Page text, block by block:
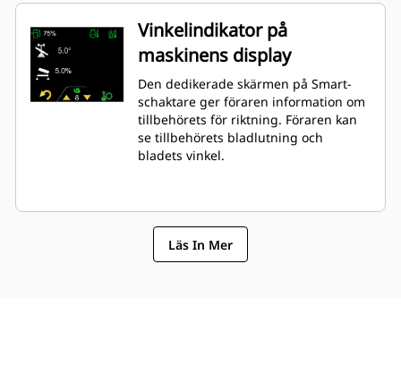
Vinkelindikator på
maskinens display
Den dedikerade skärmen på Smart-
schaktare ger föraren information om
tillbehörets för riktning. Föraren kan
se tillbehörets bladlutning och
bladets vinkel.
Läs In Mer